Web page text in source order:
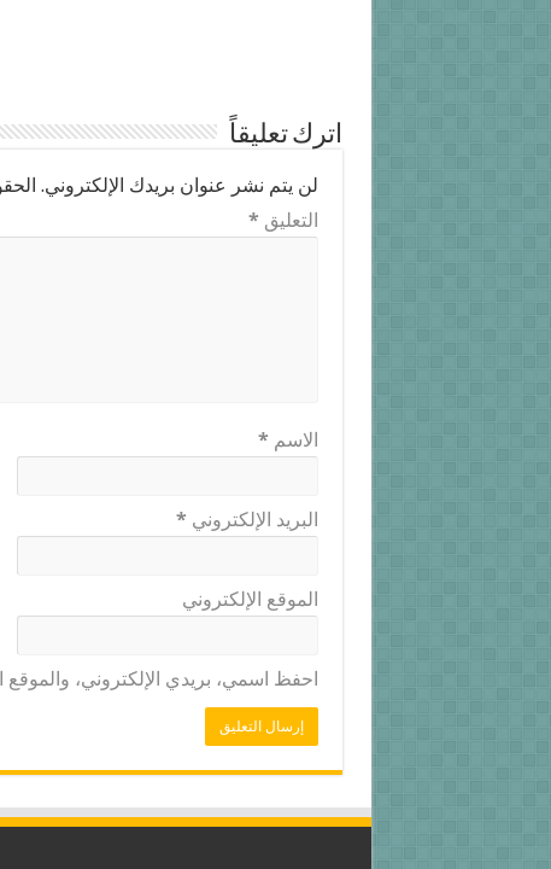
اترك تعليقاً
لن يتم نشر عنوان بريدك الإلكتروني.
التعليق *
الاسم *
البريد الإلكتروني *
الموقع الإلكتروني
احفظ اسمي، بريدي الإلكتروني، والموقع